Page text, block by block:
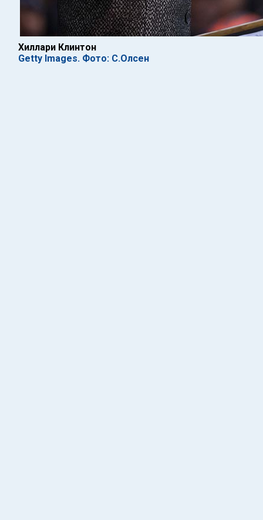
Хиллари Клинтон
Getty Images. Фото: С.Олсен